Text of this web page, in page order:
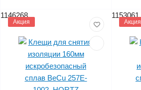
1146268
Акция
1153061
Акция